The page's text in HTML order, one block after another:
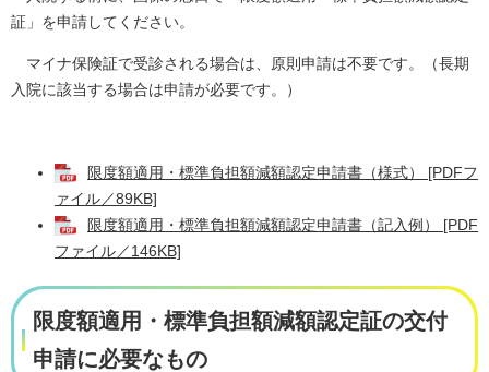
証」を申請してください。
マイナ保険証で受診される場合は、原則申請は不要です。（長期
入院に該当する場合は申請が必要です。）
限度額適用・標準負担額減額認定申請書（様式） [PDFフ
ァイル／89KB]
限度額適用・標準負担額減額認定申請書（記入例） [PDF
ファイル／146KB]
限度額適用・標準負担額減額認定証の交付
申請に必要なもの